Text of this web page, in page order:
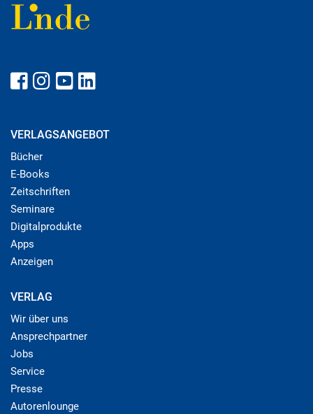
VERLAGSANGEBOT
Bücher
E-Books
Zeitschriften
Seminare
Digitalprodukte
Apps
Anzeigen
VERLAG
Wir über uns
Ansprechpartner
Jobs
Service
Presse
Autorenlounge